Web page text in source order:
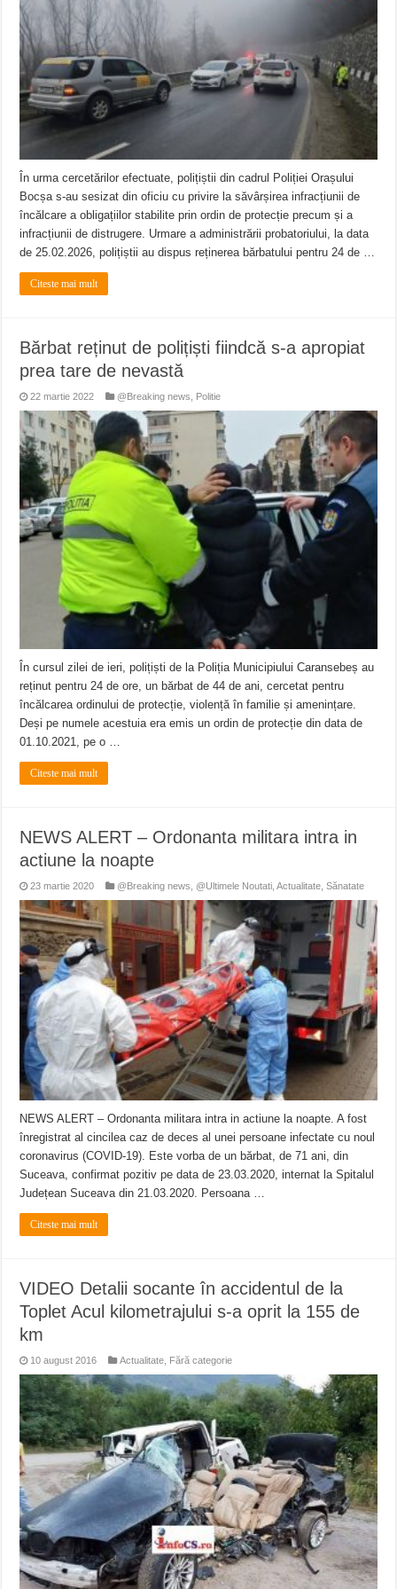
Anunț important – Închidere temporară Podul de Piatră din Herculane
Ștrandul Termal Ring din Oravița – locul unde natura a ascuns un izvor de
În urma cercetărilor efectuate, polițiștii din cadrul Poliției Orașului
Bocșa s-au sesizat din oficiu cu privire la săvârșirea infracțiunii de
încălcare a obligațiilor stabilite prin ordin de protecție precum și a
infracțiunii de distrugere. Urmare a administrării probatoriului, la data
de 25.02.2026, polițiștii au dispus reținerea bărbatului pentru 24 de …
Citeste mai mult
Bărbat reținut de polițiști fiindcă s-a apropiat
prea tare de nevastă
22 martie 2022 @Breaking news Politie
În cursul zilei de ieri, polițiști de la Poliția Municipiului Caransebeș au
reținut pentru 24 de ore, un bărbat de 44 de ani, cercetat pentru
încălcarea ordinului de protecție, violență în familie și amenințare.
Deși pe numele acestuia era emis un ordin de protecție din data de
01.10.2021, pe o …
Citeste mai mult
NEWS ALERT – Ordonanta militara intra in
actiune la noapte
23 martie 2020 @Breaking news @Ultimele Noutati ,Actualitate ,Sănatate
NEWS ALERT – Ordonanta militara intra in actiune la noapte. A fost
înregistrat al cincilea caz de deces al unei persoane infectate cu noul
coronavirus (COVID-19). Este vorba de un bărbat, de 71 ani, din
Suceava, confirmat pozitiv pe data de 23.03.2020, internat la Spitalul
Județean Suceava din 21.03.2020. Persoana …
Citeste mai mult
VIDEO Detalii socante în accidentul de la
Toplet Acul kilometrajului s-a oprit la 155 de
km
10 august 2016 Actualitate Fără categorie